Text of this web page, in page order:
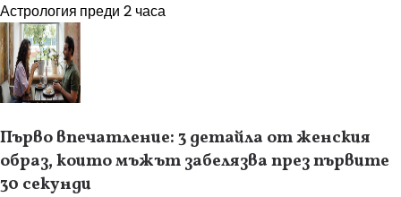
Астрология преди 2 часа
Първо впечатление: 3 детайла от женския
образ, които мъжът забелязва през първите
30 секунди